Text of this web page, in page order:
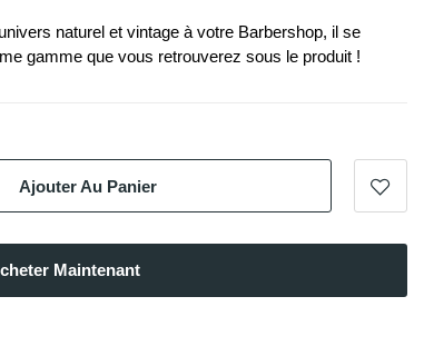
naturel et vintage à votre Barbershop, il se
gamme que vous retrouverez sous le produit !
Ajouter Au Panier
Maintenant